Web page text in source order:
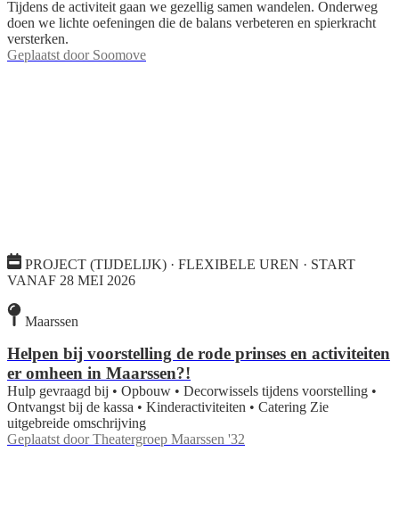
Tijdens de activiteit gaan we gezellig samen wandelen. Onderweg
doen we lichte oefeningen die de balans verbeteren en spierkracht
versterken.
Geplaatst door Soomove
PROJECT (TIJDELIJK) · FLEXIBELE UREN · START
VANAF 28 MEI 2026
Maarssen
Helpen bij voorstelling de rode prinses en activiteiten
er omheen in Maarssen?!
Hulp gevraagd bij • Opbouw • Decorwissels tijdens voorstelling •
Ontvangst bij de kassa • Kinderactiviteiten • Catering Zie
uitgebreide omschrijving
Geplaatst door Theatergroep Maarssen '32